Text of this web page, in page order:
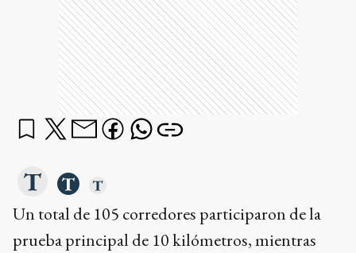
Un total de 105 corredores participaron de la
prueba principal de 10 kilómetros, mientras